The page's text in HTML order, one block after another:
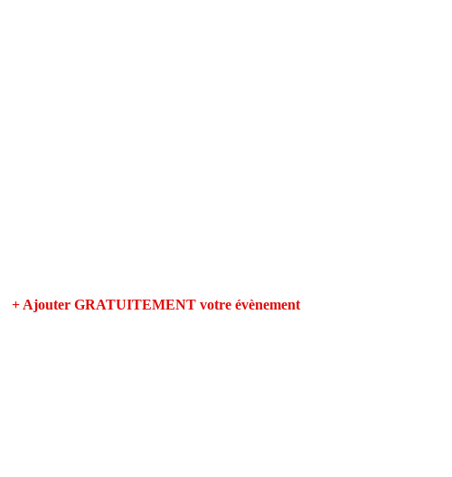
+ Ajouter GRATUITEMENT votre évènement